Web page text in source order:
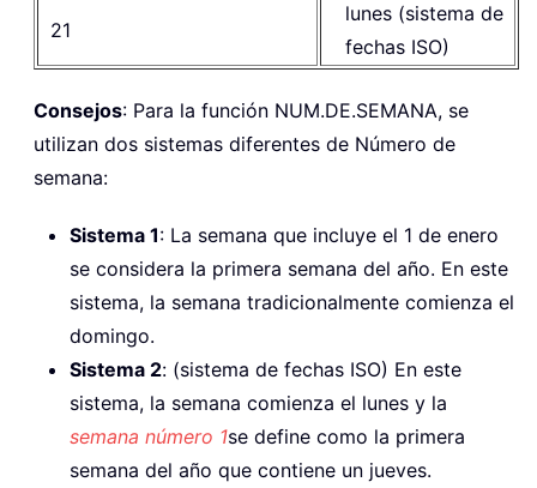
21
lunes (sistema de
fechas ISO)
Consejos: Para la función NUM.DE.SEMANA, se
utilizan dos sistemas diferentes de Número de
semana:
Sistema 1: La semana que incluye el 1 de enero
se considera la primera semana del año. En este
sistema, la semana tradicionalmente comienza el
domingo.
Sistema 2: (sistema de fechas ISO) En este
sistema, la semana comienza el lunes y la
semana número 1se define como la primera
semana del año que contiene un jueves.